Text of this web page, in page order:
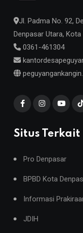
Jl. Padma No. 92,
Denpasar Utara, Kota
0361-461304
Situs Terkait
Pro Denpasar
BPBD Kota
Informasi
JDIH